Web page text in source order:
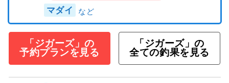
マダイ
「ジガーズ」の
予約プランを見る
「ジガーズ」の
全ての釣果を見る